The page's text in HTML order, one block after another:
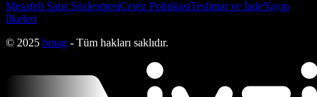
Mesafeli Satış SözleşmesiÇerez PolitikasıTeslimat ve İadeYayın
İlkeleri
© 2025 bmag - Tüm hakları saklıdır.